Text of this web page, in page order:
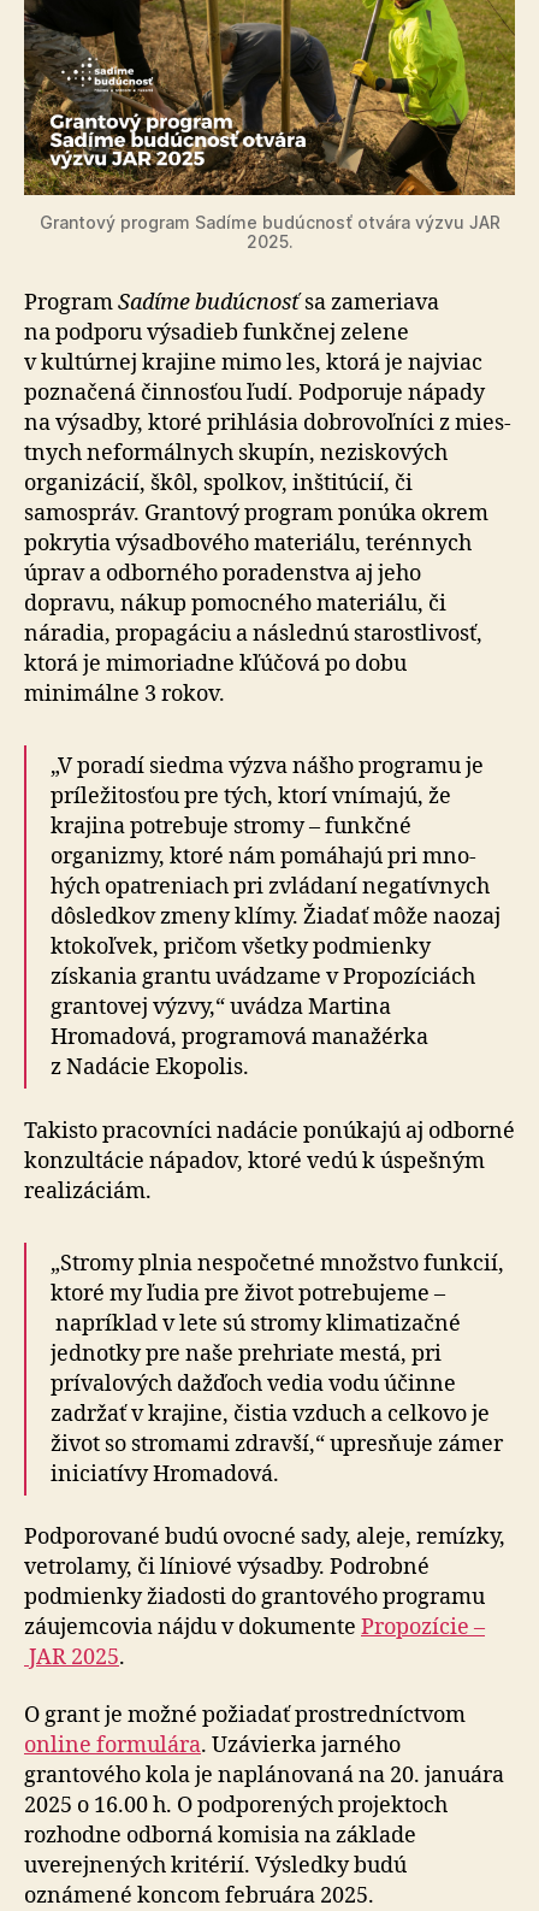
Grantový program Sadíme budúcnosť otvára výzvu JAR
2025.
ProgramSadíme budúcnosťsa zameriava
na podporu výsadieb funkčnej zelene
v kultúrnej krajine mimo les, ktorá je najviac
poznačená činnosťou ľudí. Podporuje nápady
na výsadby, ktoré prihlásia dobrovoľníci z mies­
tnych neformálnych skupín, neziskových
organizácií, škôl, spolkov, inštitúcií, či
samospráv. Grantový program ponúka okrem
pokrytia výsadbového materiálu, te­rén­nych
úprav a odborného poradenstva aj jeho
dopravu, nákup pomocného materiálu, či
náradia, propagáciu a následnú starostlivosť,
ktorá je mimoriadne kľúčová po dobu
minimálne 3 rokov.
„V poradí siedma výzva nášho programu je
prí­le­ži­tos­ťou pre tých, ktorí vnímajú, že
krajina potrebuje stromy – funkčné
organizmy, ktoré nám pomáhajú pri mno­
hých opa­tre­niach pri zvládaní negatívnych
dôsledkov zmeny klímy. Žiadať môže naozaj
ktokoľvek, pričom všetky podmienky
získania grantu uvádzame v Pro­po­zí­ciách
grantovej výzvy,“ uvádza Martina
Hromadová, programová manažérka
z Nadácie Ekopolis.
Takisto pracovníci nadácie ponúkajú aj odborné
kon­zul­tá­cie nápadov, ktoré vedú k úspešným
realizáciám.
„Stromy plnia nespočetné množstvo funkcií,
ktoré my ľudia pre život potrebujeme –
napríklad v lete sú stromy klimatizačné
jednotky pre naše prehriate mestá, pri
prívalových dažďoch vedia vodu účinne
zadržať v krajine, čistia vzduch a celkovo je
život so stromami zdravší,“ upresňuje zámer
iniciatívy Hromadová.
Podporované budú ovocné sady, aleje, remízky,
vetrolamy, či líniové výsadby. Podrobné
podmienky žiadosti do grantového programu
záujemcovia nájdu v dokumente Propozície –
JAR 2025.
O grant je možné požiadať prostredníctvom
online formulára. Uzávierka jarného
grantového kola je naplánovaná na 20. januára
2025 o 16.00 h. O pod­po­re­ných projektoch
rozhodne odborná komisia na základe
uverejnených kritérií. Výsledky budú
oznámené koncom februára 2025.